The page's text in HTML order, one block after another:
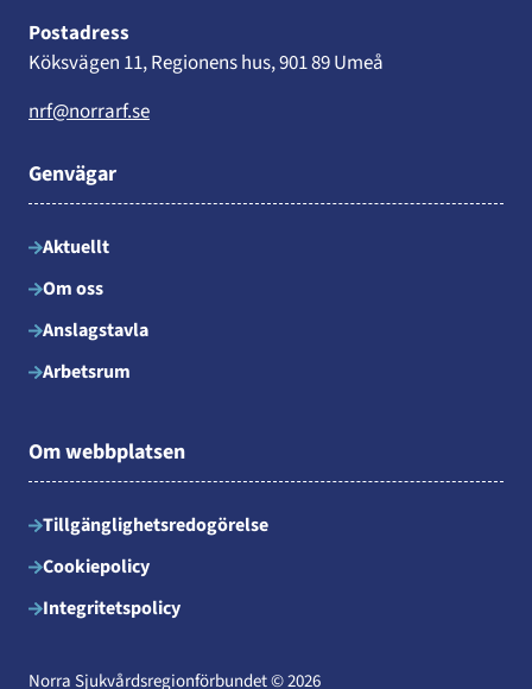
Postadress
Köksvägen 11, Regionens hus, 901 89 Umeå
nrf@norrarf.se
Genvägar
Aktuellt
Om oss
Anslagstavla
Arbetsrum
Om webbplatsen
Tillgänglighetsredogörelse
Cookiepolicy
Integritetspolicy
Norra Sjukvårdsregionförbundet © 2026